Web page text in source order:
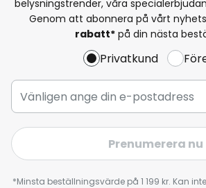
belysningstrender, våra
Genom att abonnera på vårt
rabatt* på din nästa
Privatkund
Prenumerera nu
*Minsta beställningsvärde på 1 199 kr. Kan